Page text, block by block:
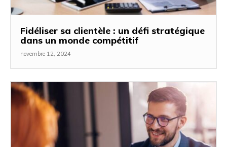
Fidéliser sa clientèle : un défi stratégique
dans un monde compétitif
novembre 12, 2024